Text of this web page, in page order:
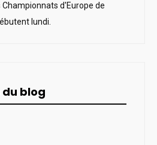
d'Europe de
lundi.
blog